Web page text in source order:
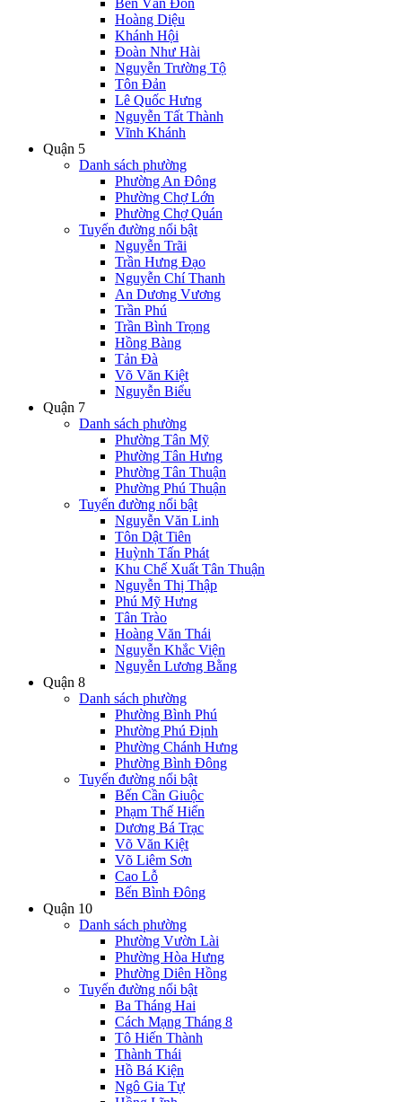
Bến Vân Đồn
Hoàng Diệu
Khánh Hội
Đoàn Như Hài
Nguyễn Trường Tộ
Tôn Đản
Lê Quốc Hưng
Nguyễn Tất Thành
Vĩnh Khánh
Quận 5
Danh sách phường
Phường An Đông
Phường Chợ Lớn
Phường Chợ Quán
Tuyến đường nổi bật
Nguyễn Trãi
Trần Hưng Đạo
Nguyễn Chí Thanh
An Dương Vương
Trần Phú
Trần Bình Trọng
Hồng Bàng
Tản Đà
Võ Văn Kiệt
Nguyễn Biểu
Quận 7
Danh sách phường
Phường Tân Mỹ
Phường Tân Hưng
Phường Tân Thuận
Phường Phú Thuận
Tuyến đường nổi bật
Nguyễn Văn Linh
Tôn Dật Tiên
Huỳnh Tấn Phát
Khu Chế Xuất Tân Thuận
Nguyễn Thị Thập
Phú Mỹ Hưng
Tân Trào
Hoàng Văn Thái
Nguyễn Khắc Viện
Nguyễn Lương Bằng
Quận 8
Danh sách phường
Phường Bình Phú
Phường Phú Định
Phường Chánh Hưng
Phường Bình Đông
Tuyến đường nổi bật
Bến Cần Giuộc
Phạm Thế Hiển
Dương Bá Trạc
Võ Văn Kiệt
Võ Liêm Sơn
Cao Lỗ
Bến Bình Đông
Quận 10
Danh sách phường
Phường Vườn Lài
Phường Hòa Hưng
Phường Diên Hồng
Tuyến đường nổi bật
Ba Tháng Hai
Cách Mạng Tháng 8
Tô Hiến Thành
Thành Thái
Hồ Bá Kiện
Ngô Gia Tự